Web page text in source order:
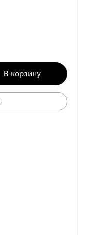
В корзину